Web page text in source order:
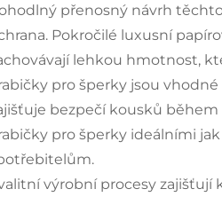
přenosný návrh
Pokročilé luxusní
lehkou hmotnost,
pro šperky jsou
bezpečí kousků
pro šperky ideálními
výrobní procesy